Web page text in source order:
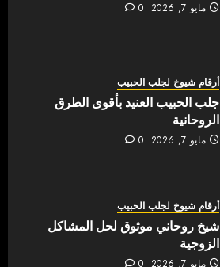
مايو 7, 2026 0
أرقام شيوخ لجلب الحبيب
جلب الحبيب العنيد بأقوى الطرق
الروحانية
مايو 7, 2026 0
أرقام شيوخ لجلب الحبيب
شيخ روحاني موثوق لحل المشاكل
الزوجية
مايو 7, 2026 0